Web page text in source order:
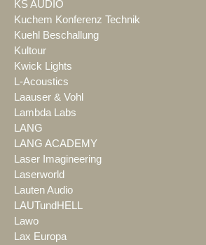
KS AUDIO
Kuchem Konferenz Technik
Kuehl Beschallung
Kultour
Kwick Lights
L-Acoustics
Laauser & Vohl
Lambda Labs
LANG
LANG ACADEMY
Laser Imagineering
Laserworld
Lauten Audio
LAUTundHELL
Lawo
Lax Europa